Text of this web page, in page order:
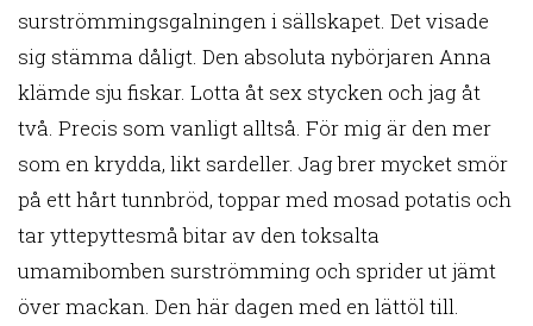
surströmmingsgalningen i sällskapet. Det visade
sig stämma dåligt. Den absoluta nybörjaren Anna
klämde sju fiskar. Lotta åt sex stycken och jag åt
två. Precis som vanligt alltså. För mig är den mer
som en krydda, likt sardeller. Jag brer mycket smör
på ett hårt tunnbröd, toppar med mosad potatis och
tar yttepyttesmå bitar av den toksalta
umamibomben surströmming och sprider ut jämt
över mackan. Den här dagen med en lättöl till.